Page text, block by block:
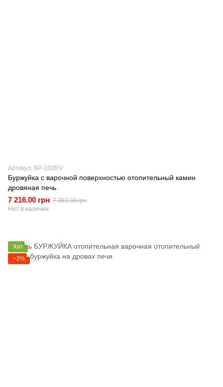
Артикул: BP-100RV
Буржуйка с варочной поверхностью отопительный камин
дровяная печь
7 216.00 грн 7 363.00 грн
Нет в наличии
Хит
−2%